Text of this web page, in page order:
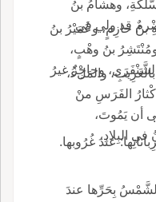
وهشامُ بنُ
قد ولي في
اللَّهِ بنُ خازِمٍ، وعُمَيْرُ بنُ
بنُ وهْبٍ،
وحاجِزٌ غيرُ
والمَلْءُ،
الفَرَسِ منْ
أن يَمُوتَ،
البِلادِ،عندَ غُرُوبها.
بِحَرِّها عندَ